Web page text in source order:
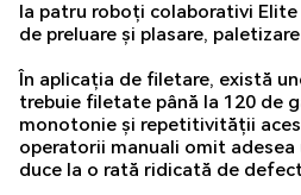
la patru roboți colaborativi
de preluare și plasare,
În aplicația de filetare, există
trebuie filetate până la 120 de
monotonie și repetitivității
operatorii manuali omit adesea
duce la o rată ridicată de